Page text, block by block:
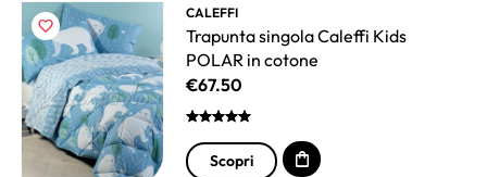
CALEFFI
Trapunta singola Caleffi Kids
POLAR in cotone
€67.50
Scopri